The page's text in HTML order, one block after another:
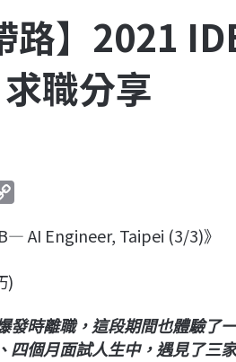
路】2021
職分享
p
n
k
AI Engineer, Taipei (3/3)》
)
發時離職，這段期間也體驗了
四個月面試人生中，遇見了三